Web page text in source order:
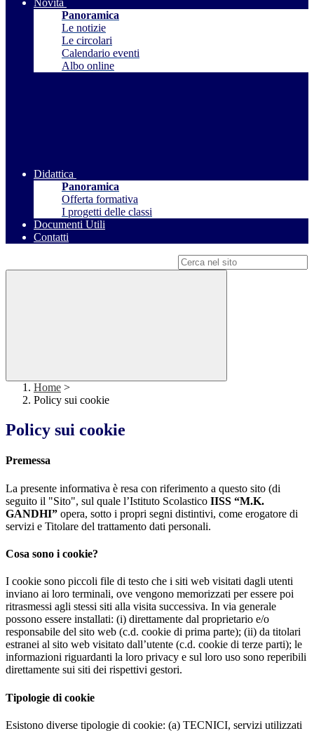
Novità
Panoramica
Le notizie
Le circolari
Calendario eventi
Albo online
Didattica
Panoramica
Offerta formativa
I progetti delle classi
Documenti Utili
Contatti
Home >
Policy sui cookie
Policy sui cookie
Premessa
La presente informativa è resa con riferimento a questo sito (di
seguito il "Sito", sul quale l’Istituto Scolastico IISS “M.K.
GANDHI” opera, sotto i propri segni distintivi, come erogatore di
servizi e Titolare del trattamento dati personali.
Cosa sono i cookie?
I cookie sono piccoli file di testo che i siti web visitati dagli utenti
inviano ai loro terminali, ove vengono memorizzati per essere poi
ritrasmessi agli stessi siti alla visita successiva. In via generale
possono essere installati: (i) direttamente dal proprietario e/o
responsabile del sito web (c.d. cookie di prima parte); (ii) da titolari
estranei al sito web visitato dall’utente (c.d. cookie di terze parti); le
informazioni riguardanti la loro privacy e sul loro uso sono reperibili
direttamente sui siti dei rispettivi gestori.
Tipologie di cookie
Esistono diverse tipologie di cookie: (a) TECNICI, servizi utilizzati